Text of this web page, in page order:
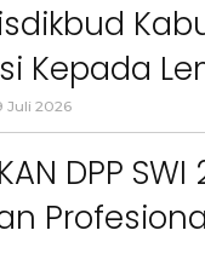
Kepada
MPLS
Juli 2026
DPP